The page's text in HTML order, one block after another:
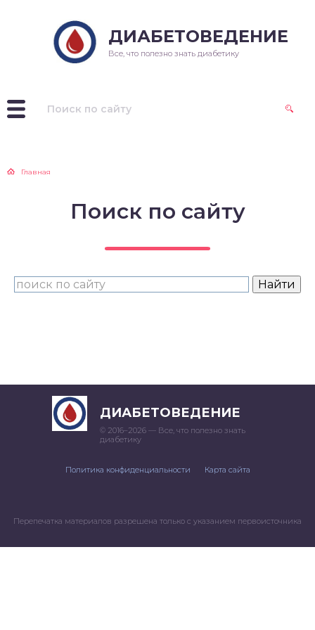
ДИАБЕТОВЕДЕНИЕ
Все, что полезно знать диабетику
Главная
Поиск по сайту
ДИАБЕТОВЕДЕНИЕ
© 2016–2026 — Все, что полезно знать
диабетику
Политика конфиденциальности Карта сайта
Перепечатка материалов разрешена только с указанием первоисточника